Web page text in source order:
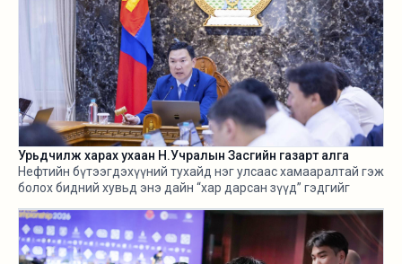
Урьдчилж харах ухаан Н.Учралын Засгийн газарт алга
Нефтийн бүтээгдэхүүний тухайд нэг улсаас хамааралтай гэж
болох бидний хувьд энэ дайн “хар дарсан зүүд” гэдгийг
бүхнийг бодитой тооцож, болзошгүй эрсдэл, хүндрэлийг
урьдчилж харж, хариу арга хэмжээ авах ухаан Н.Учралын
Засгийн газарт ч алга.